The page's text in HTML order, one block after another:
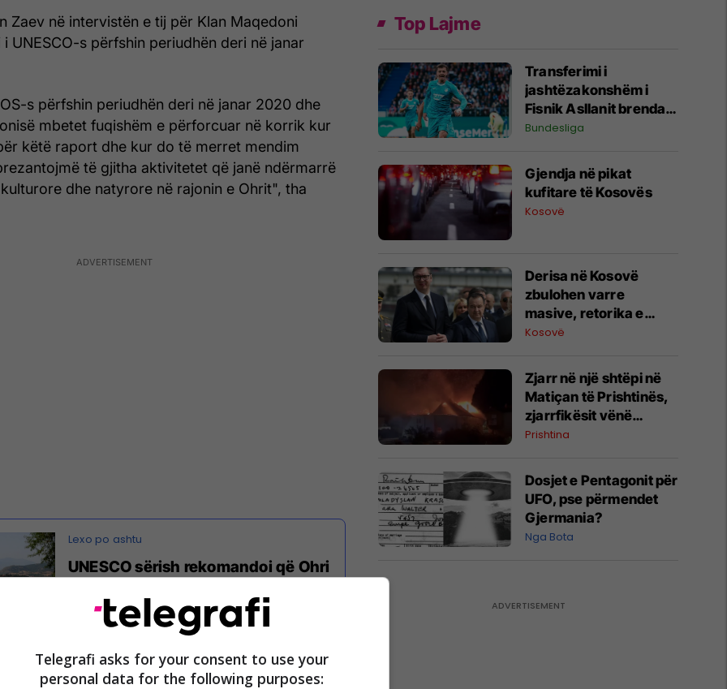
Zaev në intervistën e tij për Klan Maqedoni
UNESCO-s përfshin periudhën deri në janar
s përfshin periudhën deri në janar 2020 dhe
mbetet fuqishëm e përforcuar në korrik kur
këtë raport dhe kur do të merret mendim
të gjitha aktivitetet që janë ndërmarrë
dhe natyrore në rajonin e Ohrit", tha
UNESCO sërish rekomandoi që Ohri
Trashëgimisë Botërore të rrezikuar
ai drejton ka bërë shumë në këtë drejtim.
Top Lajme
Transferimi i
jashtëzakonshëm i
Fisnik Asllanit brenda
Bundesligës po bëhet
detajet e fundit
Bundesliga
Gjendja në pikat
kufitare të Kosovës
Kosovë
Derisa në Kosovë
zbulohen varre
masive, retorika e
zyrtarëve serbë
viteve ’90
Kosovë
Zjarr në një shtëpi në
Matiçan të Prishtinës,
zjarrfikësit vënë
situatën nën kontroll
Prishtina
Dosjet e Pentagonit për
UFO, pse përmendet
Gjermania?
Nga Bota
Telegrafi asks for your consent to use your
personal data for the following purposes: